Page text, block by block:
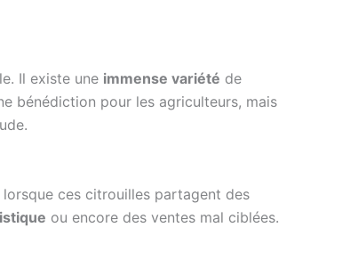
Il existe une immense variété de
bénédiction pour les agriculteurs, mais
ces citrouilles partagent des
ou encore des ventes mal ciblées.